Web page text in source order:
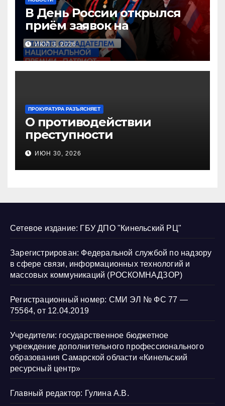
В День России открылся
приём заявок на
Национальную премию
«Патриот»
ИЮЛ 3, 2026
ПРОКУРАТУРА РАЗЪЯСНЯЕТ
О противодействии
преступности
несовершеннолетних и
нарушению их прав
ИЮН 30, 2026
Сетевое издание: ГБУ ДПО "Кинельский РЦ"
Зарегистрирован: Федеральной службой по надзору
в сфере связи, информационных технологий и
массовых коммуникаций (РОСКОМНАДЗОР)
Регистрационный номер: СМИ ЭЛ № ФС 77 —
75564, от 12.04.2019
Учредители: государственное бюджетное
учреждение дополнительного профессионального
образования Самарской области «Кинельский
ресурсный центр»
Главный редактор: Гулина А.В.